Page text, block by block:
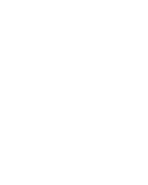
Sverige och arbetar med
i Stockholm. Kajsa
verksamma
och